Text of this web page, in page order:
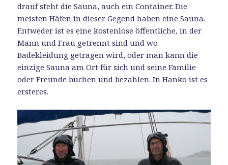
drauf steht die Sauna, auch ein Container. Die
meisten Häfen in dieser Gegend haben eine Sauna.
Entweder ist es eine kostenlose öffentliche, in der
Mann und Frau getrennt sind und wo
Badekleidung getragen wird, oder man kann die
einzige Sauna am Ort für sich und seine Familie
oder Freunde buchen und bezahlen. In Hanko ist es
ersteres.